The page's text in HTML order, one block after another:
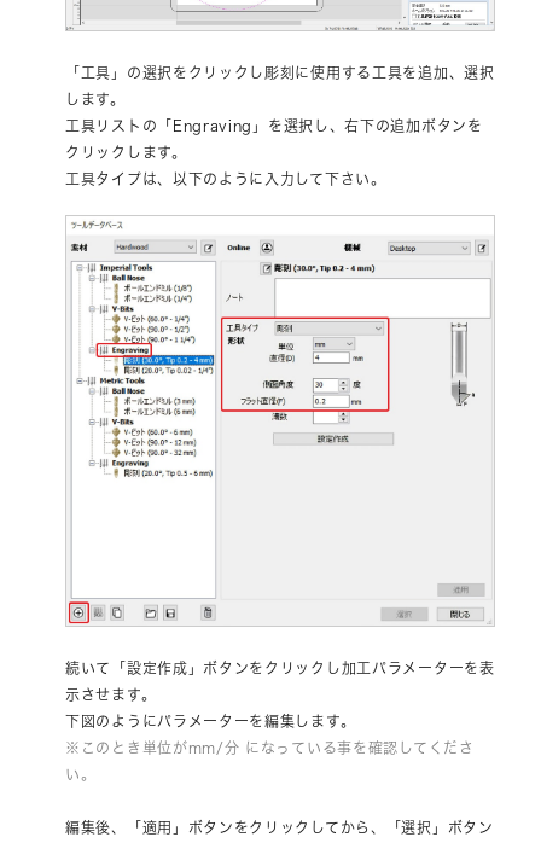
「工具」の選択をクリックし彫刻に使用する工具を追加、選択
します。
工具リストの「Engraving」を選択し、右下の追加ボタンを
クリックします。
工具タイプは、以下のように入力して下さい。
続いて「設定作成」ボタンをクリックし加工パラメーターを表
示させます。
下図のようにパラメーターを編集します。
※このとき単位がmm/分 になっている事を確認してくださ
い。
編集後、「適用」ボタンをクリックしてから、「選択」ボタン